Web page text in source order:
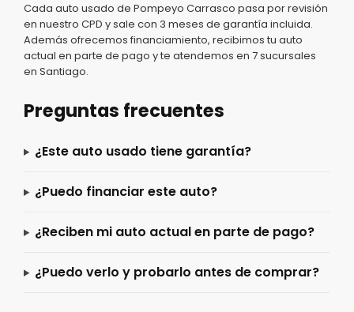
Cada auto usado de Pompeyo Carrasco pasa por revisión
en nuestro CPD y sale con 3 meses de garantía incluida.
Además ofrecemos financiamiento, recibimos tu auto
actual en parte de pago y te atendemos en 7 sucursales
en Santiago.
Preguntas frecuentes
¿Este auto usado tiene garantía?
¿Puedo financiar este auto?
¿Reciben mi auto actual en parte de pago?
¿Puedo verlo y probarlo antes de comprar?